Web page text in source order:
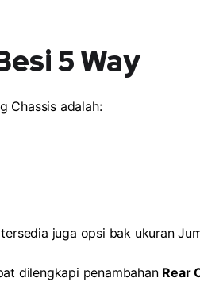
5 Way
Chassis adalah:
juga opsi bak ukuran
dilengkapi penambahan Rear